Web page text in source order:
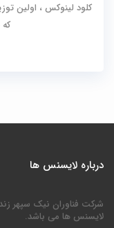
کلود لینوکس ، اولین
درباره لایسنس ها
شرکت فناوران نیک سپهر
لایسنس ها می باشد.